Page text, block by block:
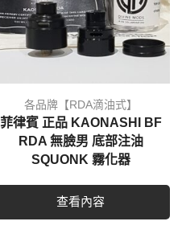
各品牌【RDA滴油式】
菲律賓 正品 KAONASHI BF
RDA 無臉男 底部注油
SQUONK 霧化器
查看內容